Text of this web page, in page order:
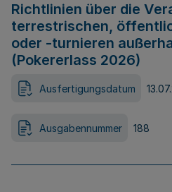
Richtlinien über die
terrestrischen,
oder -turnieren
(Pokererlass 2026)
Ausfertigungsdatum
Ausgabennummer 188